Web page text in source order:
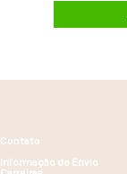
Contato
Informação de Envio